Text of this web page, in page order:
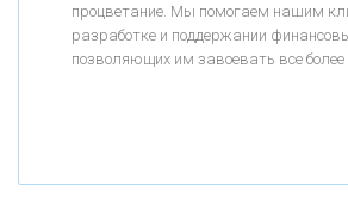
АО «КРЕДИТ ЕВРОПА БАНК»
процветание. Мы помогаем нашим
разработке и поддержании
позволяющих им завоевать все